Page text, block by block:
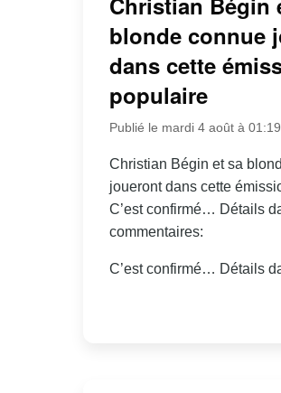
blonde connue
dans cette
populaire
Publié le mardi 4 août à 01:19
Christian Bégin et sa
joueront dans cette
C’est confirmé… Détails
commentaires:
C’est confirmé… Détails